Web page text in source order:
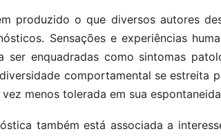
produzido o que diversos autores
Sensações e experiências
ser enquadradas como sintomas
comportamental se estreita
menos tolerada em sua
também está associada a